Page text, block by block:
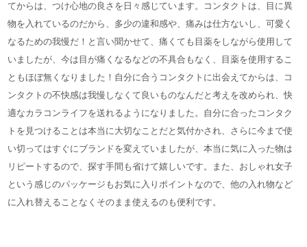
てからは、つけ心地の良さを日々感じています。コンタクトは、目に異
物を入れているのだから、多少の違和感や、痛みは仕方ないし、可愛く
なるための我慢だ！と言い聞かせて、痛くても目薬をしながら使用して
いましたが、今は目が痛くなるなどの不具合もなく、目薬を使用するこ
ともほぼ無くなりました！自分に合うコンタクトに出会えてからは、コ
ンタクトの不快感は我慢しなくて良いものなんだと考えを改められ、快
適なカラコンライフを送れるようになりました。自分に合ったコンタク
トを見つけることは本当に大切なことだと気付かされ、さらに今まで使
い切ってはすぐにブランドを変えていましたが、本当に気に入った物は
リピートするので、探す手間も省けて嬉しいです。また、おしゃれ女子
という感じのパッケージもお気に入りポイントなので、他の入れ物など
に入れ替えることなくそのまま使えるのも便利です。